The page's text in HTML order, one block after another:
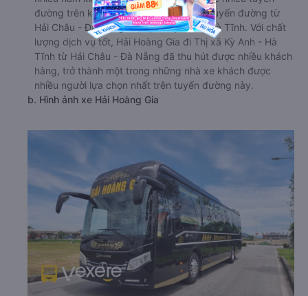
đường trên khắp cả nước, trong đó có tuyến đường từ
Hải Châu - Đà Nẵng đi Thị xã Kỳ Anh - Hà Tĩnh. Với chất
lượng dịch vụ tốt, Hải Hoàng Gia đi Thị xã Kỳ Anh - Hà
Tĩnh từ Hải Châu - Đà Nẵng đã thu hút được nhiều khách
hàng, trở thành một trong những nhà xe khách được
nhiều người lựa chọn nhất trên tuyến đường này.
b. Hình ảnh xe Hải Hoàng Gia